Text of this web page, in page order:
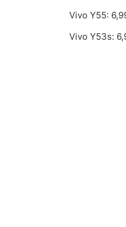
Vivo Y55:
Vivo Y53s: